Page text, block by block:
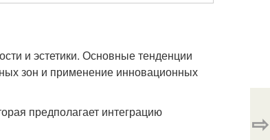
и эстетики. Основные тенденции
зон и применение инновационных
предполагает интеграцию
⇨